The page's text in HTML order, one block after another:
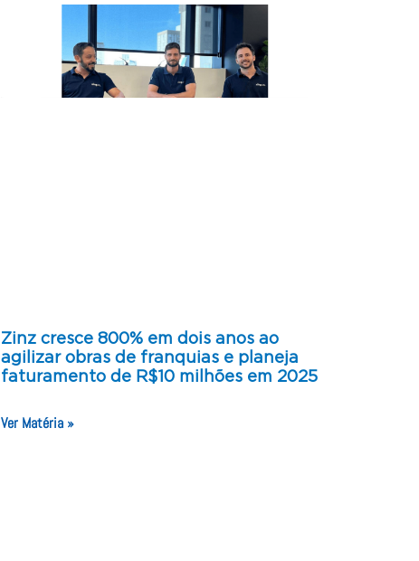
Zinz cresce 800% em dois anos ao
agilizar obras de franquias e planeja
faturamento de R$10 milhões em 2025
Ver Matéria »